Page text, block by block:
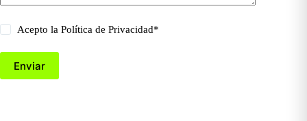
Acepto laPolítica de Privacidad*
Enviar